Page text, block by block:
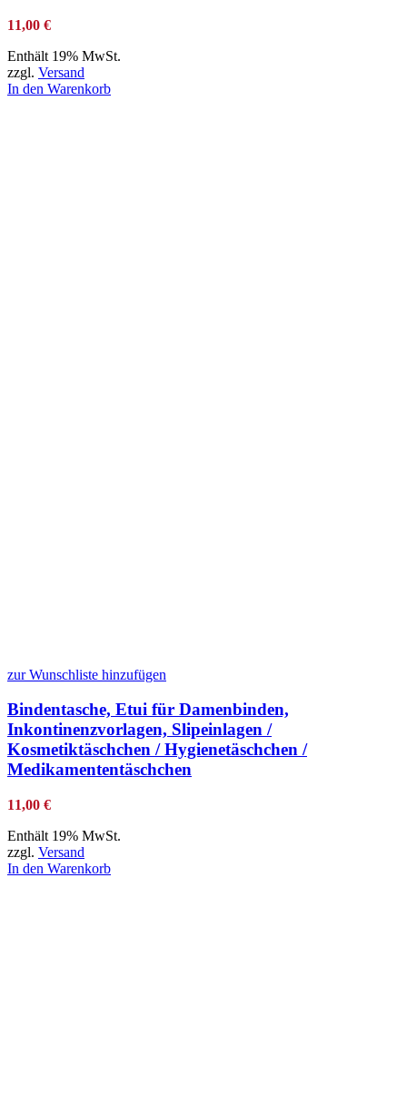
11,00 €
Enthält 19% MwSt.
zzgl. Versand
In den Warenkorb
zur Wunschliste hinzufügen
Bindentasche, Etui für Damenbinden,
Inkontinenzvorlagen, Slipeinlagen /
Kosmetiktäschchen / Hygienetäschchen /
Medikamententäschchen
11,00 €
Enthält 19% MwSt.
zzgl. Versand
In den Warenkorb